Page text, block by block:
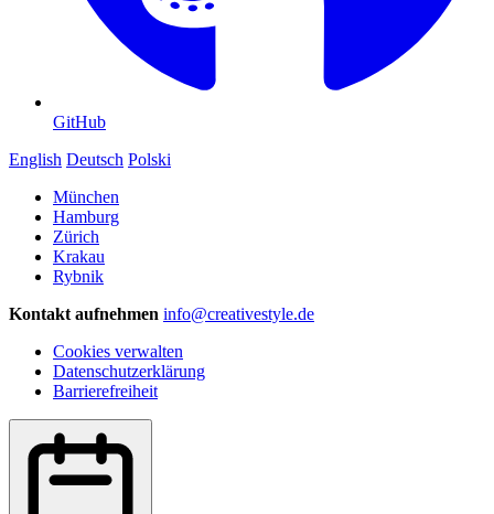
GitHub
English Deutsch Polski
München
Hamburg
Zürich
Krakau
Rybnik
Kontakt aufnehmen info@creativestyle.de
Cookies verwalten
Datenschutzerklärung
Barrierefreiheit